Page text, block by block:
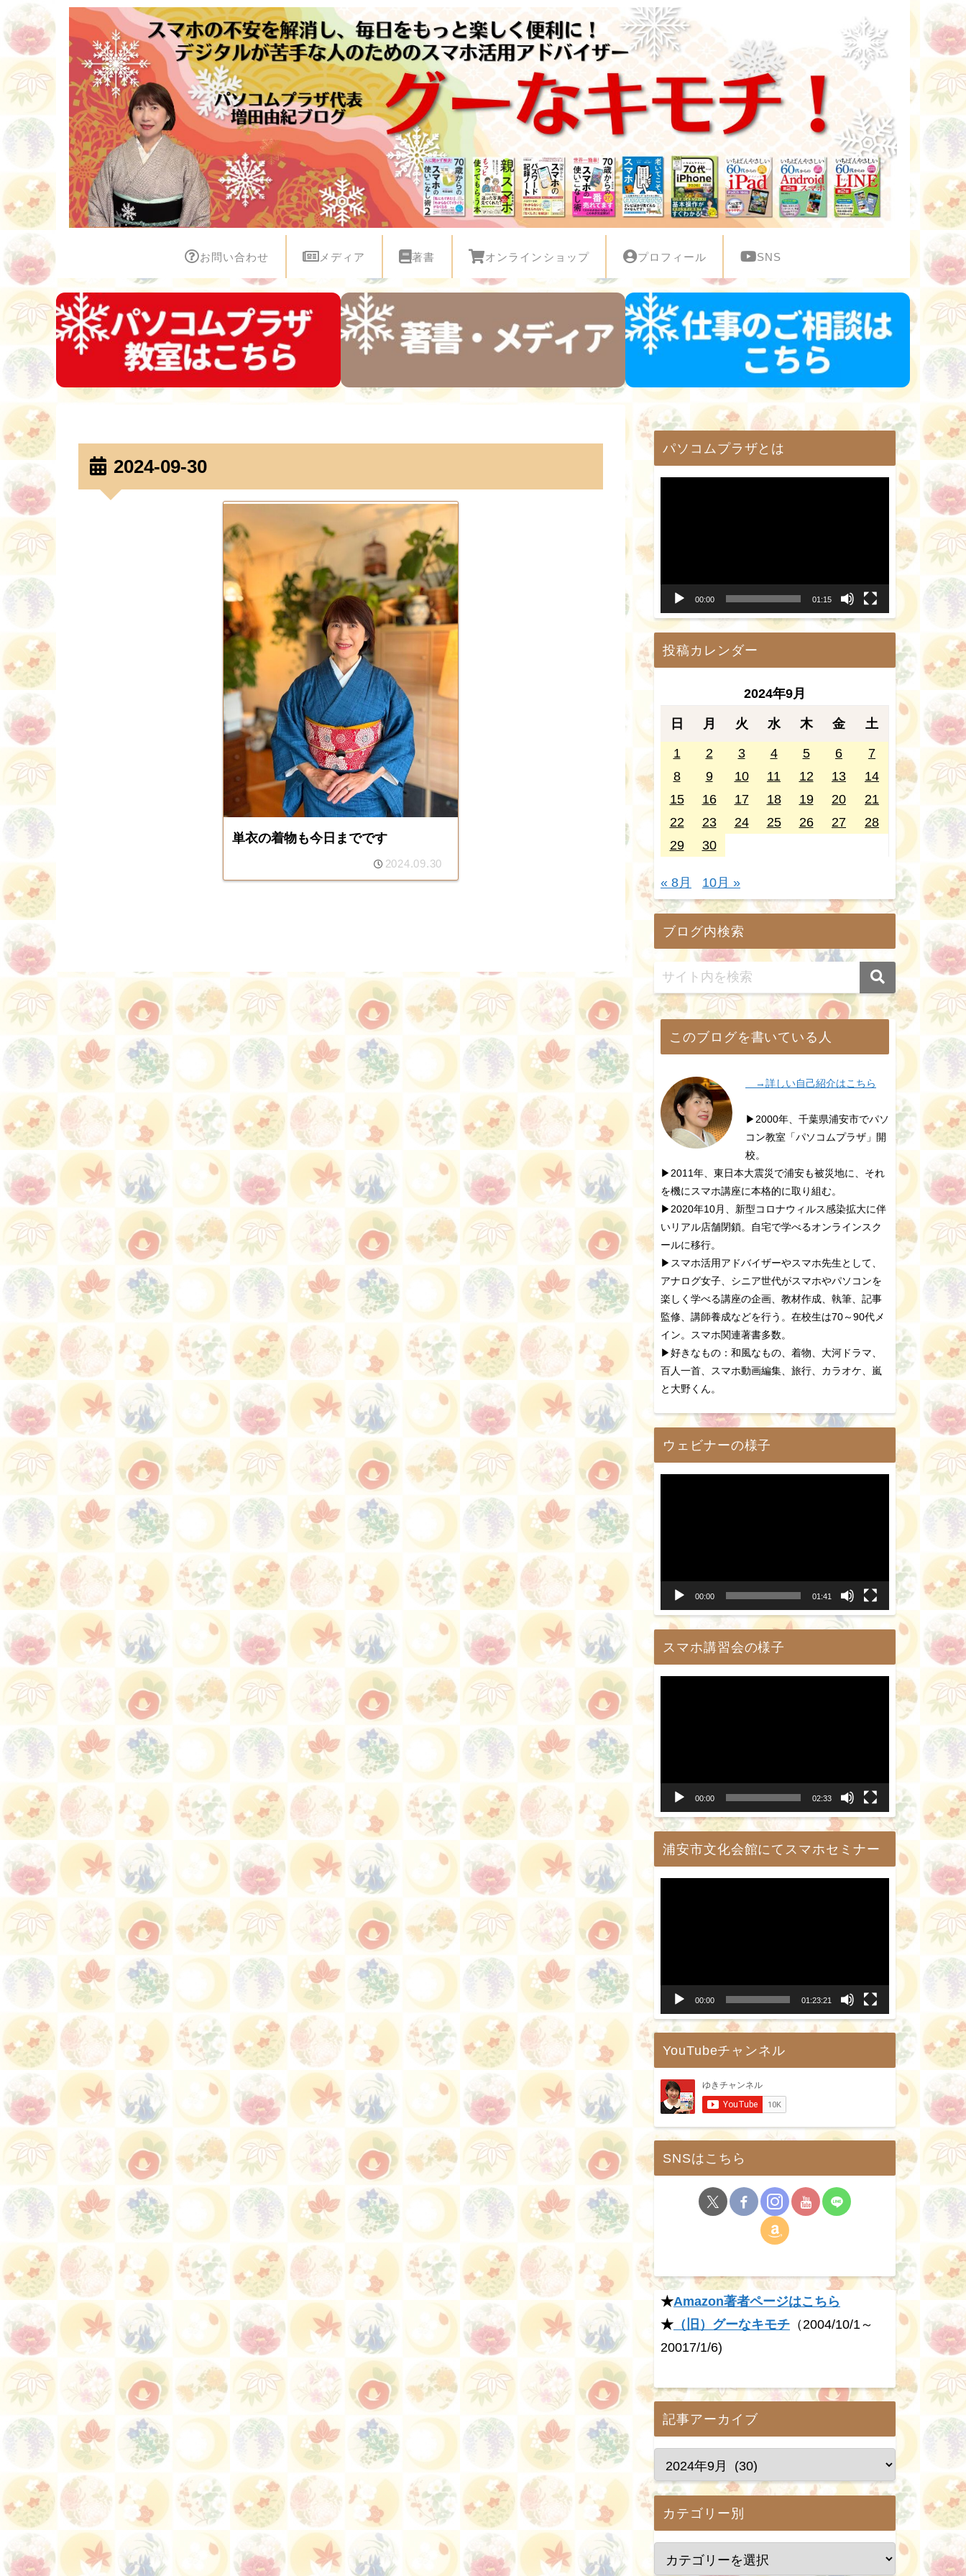
お問い合わせ メディア 著書 オンラインショップ プロフィール SNS
2024-09-30
単衣の着物も今日までです
2024.09.30
パソコムプラザとは
ー
00:00 01:15
投稿カレンダー
2024年9月
日 月 火 水 木 金 土
1 2 3 4 5 6
7
8
9 10 11 12 13
14
15
16 17 18 19 20
21
22
23 24 25 26 27
28
29
30
« 8月 10月 »
ブログ内検索
このブログを書いている人
→詳しい自己紹介はこちら
▶2000年、千葉県浦安市でパソ
コン教室「パソコムプラザ」開
校。
▶2011年、東日本大震災で浦安も被災地に、それ
を機にスマホ講座に本格的に取り組む。
▶2020年10月、新型コロナウィルス感染拡大に伴
いリアル店舗閉鎖。自宅で学べるオンラインスク
ールに移行。
▶スマホ活用アドバイザーやスマホ先生として、
アナログ女子、シニア世代がスマホやパソコンを
楽しく学べる講座の企画、教材作成、執筆、記事
監修、講師養成などを行う。在校生は70～90代メ
イン。スマホ関連著書多数。
▶好きなもの：和風なもの、着物、大河ドラマ、
百人一首、スマホ動画編集、旅行、カラオケ、嵐
と大野くん。
ウェビナーの様子
ー
00:00 01:41
スマホ講習会の様子
ー
00:00 02:33
浦安市文化会館にてスマホセミナー
ー
00:00 01:23:21
YouTubeチャンネル
SNSはこちら
★Amazon著者ページはこちら
★ （旧）グーなキモチ （2004/10/1～
20017/1/6)
記事アーカイブ
カテゴリー別